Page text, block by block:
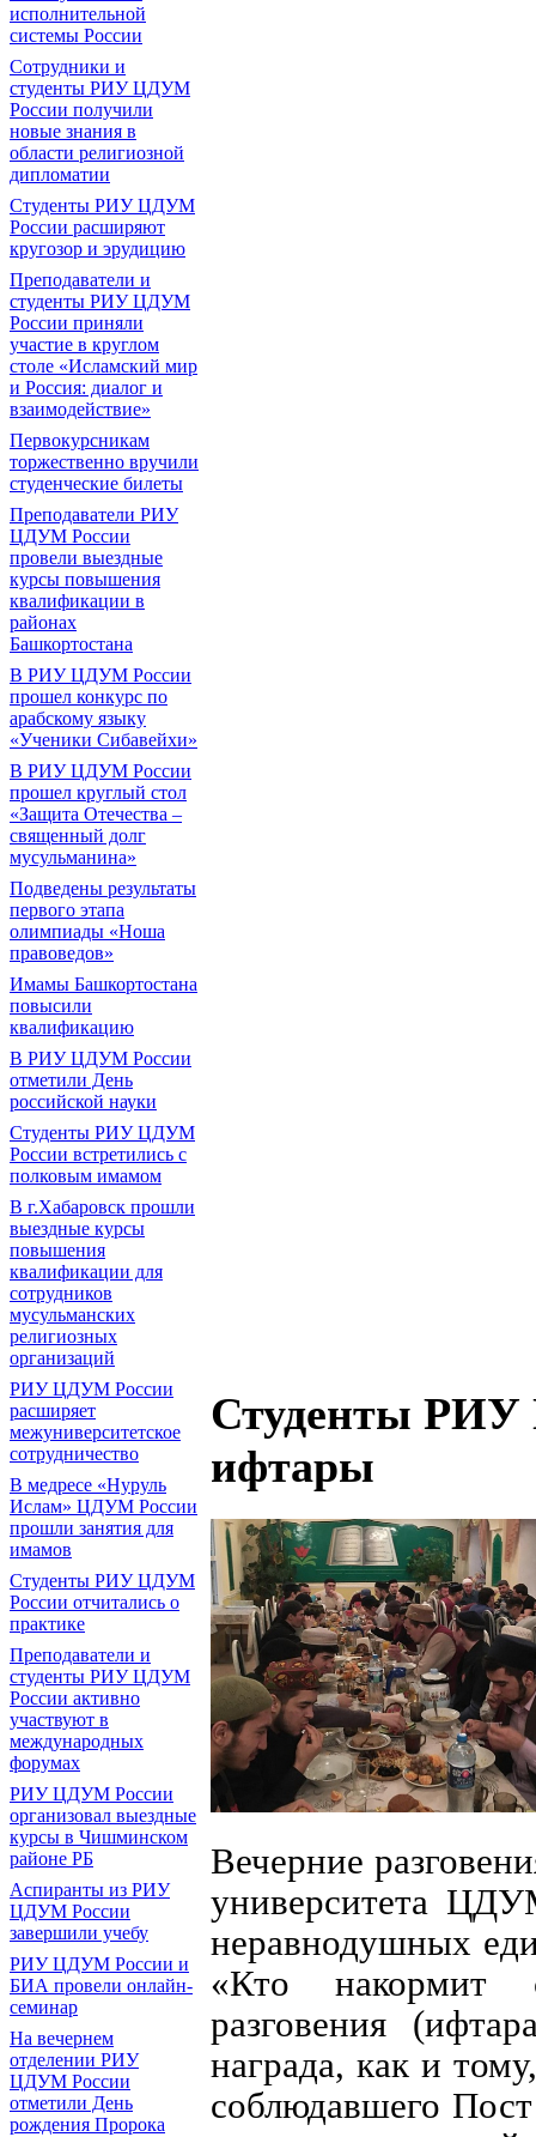
исполнительной
системы России
Сотрудники и
студенты РИУ ЦДУМ
России получили
новые знания в
области религиозной
дипломатии
Студенты РИУ ЦДУМ
России расширяют
кругозор и эрудицию
Преподаватели и
студенты РИУ ЦДУМ
России приняли
участие в круглом
столе «Исламский мир
и Россия: диалог и
взаимодействие»
Первокурсникам
торжественно вручили
студенческие билеты
Преподаватели РИУ
ЦДУМ России
провели выездные
курсы повышения
квалификации в
районах
Башкортостана
В РИУ ЦДУМ России
прошел конкурс по
арабскому языку
«Ученики Сибавейхи»
В РИУ ЦДУМ России
прошел круглый стол
«Защита Отечества –
священный долг
мусульманина»
Подведены результаты
первого этапа
олимпиады «Ноша
правоведов»
Имамы Башкортостана
повысили
квалификацию
В РИУ ЦДУМ России
отметили День
российской науки
Студенты РИУ ЦДУМ
России встретились с
полковым имамом
В г.Хабаровск прошли
выездные курсы
повышения
квалификации для
сотрудников
мусульманских
религиозных
организаций
РИУ ЦДУМ России
расширяет
межуниверситетское
сотрудничество
В медресе «Нуруль
Ислам» ЦДУМ России
прошли занятия для
имамов
Студенты РИУ ЦДУМ
России отчитались о
практике
Преподаватели и
студенты РИУ ЦДУМ
России активно
участвуют в
международных
форумах
РИУ ЦДУМ России
организовал выездные
курсы в Чишминском
районе РБ
Аспиранты из РИУ
ЦДУМ России
завершили учебу
РИУ ЦДУМ России и
БИА провели онлайн-
семинар
На вечернем
отделении РИУ
ЦДУМ России
отметили День
рождения Пророка
Студенты РИУ
ифтары
Вечерние
университета
неравнодушных
«Кто накормит
разговения
награда, как и
соблюдавшего